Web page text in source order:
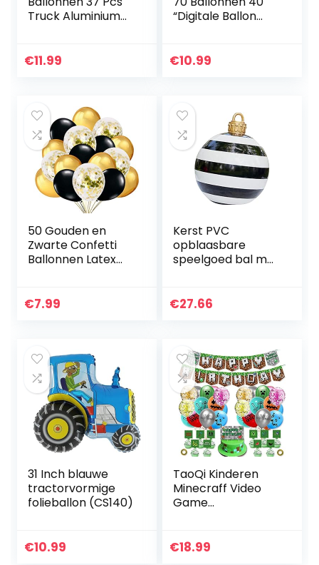
Truck Aluminium
Supplies Kit Set
€11.99
“Digitale Ballon
Ballonnen Cijfer 70
Feestartikelen
Bruiloft
Bachelorette
Bruids Douche,
Goud Nummer 70
€10.99
50 Gouden en
Zwarte Confetti
Ballonnen Latex
voor Verjaardag
€7.99
Kerst PVC
opblaasbare
speelgoed bal met
kerstballen
€27.66
31 Inch blauwe
tractorvormige
folieballon (CS140)
€10.99
TaoQi Kinderen
Minecraff Video
Game
Mijnwerker Gamer
€18.99